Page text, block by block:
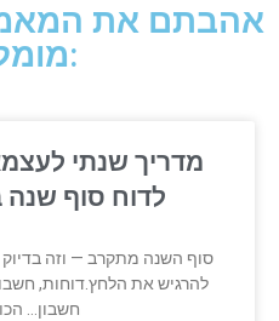
אהבתם את
מומלצים:
מדריך שנתי
לדוח סוף
סוף השנה מתקרב — וזה
להרגיש את הלחץ.דוחות,
חשבון…